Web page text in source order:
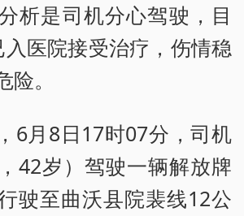
析是司机分心驾驶，目
医院接受治疗，伤情稳
。
6月8日17时07分，司机
42岁）驾驶一辆解放牌
驶至曲沃县院裴线12公